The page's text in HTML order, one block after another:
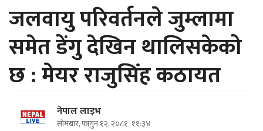
जलवायु परिवर्तनले जुम्लामा
समेत डेंगु देखिन थालिसकेको
छ : मेयर राजुसिंह कठायत
नेपाल लाइभ
सोमबार, फागुन १२, २०८१ ११:३४